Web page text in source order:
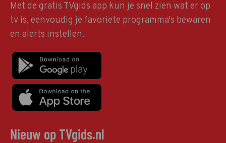
Met de gratis TVgids app kun je snel zien wat er op
tv is, eenvoudig je favoriete programma's bewaren
en alerts instellen.
Nieuw op TVgids.nl